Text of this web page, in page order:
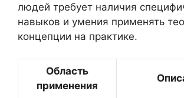
людей требует наличия
навыков и умения применять
концепции на практике.
Область
применения